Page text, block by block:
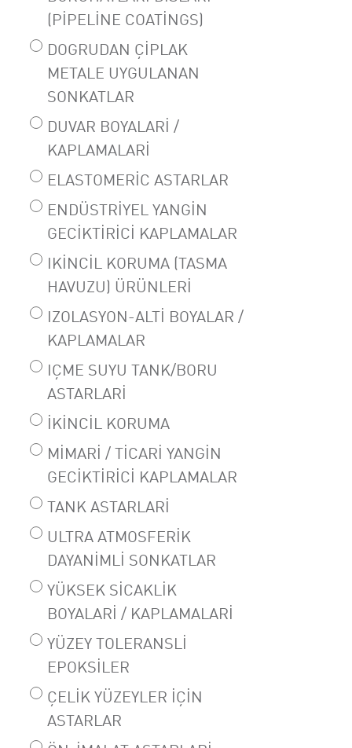
(PIPELINE COATINGS)
DOGRUDAN ÇIPLAK
METALE UYGULANAN
SONKATLAR
DUVAR BOYALARI /
KAPLAMALARI
ELASTOMERIC ASTARLAR
ENDÜSTRIYEL YANGIN
GECIKTIRICI KAPLAMALAR
IKINCIL KORUMA (TASMA
HAVUZU) ÜRÜNLERI
IZOLASYON-ALTI BOYALAR /
KAPLAMALAR
IÇME SUYU TANK/BORU
ASTARLARI
İKINCIL KORUMA
MIMARI / TICARI YANGIN
GECIKTIRICI KAPLAMALAR
TANK ASTARLARI
ULTRA ATMOSFERIK
DAYANIMLI SONKATLAR
YÜKSEK SICAKLIK
BOYALARI / KAPLAMALARI
YÜZEY TOLERANSLI
EPOKSILER
ÇELIK YÜZEYLER IÇIN
ASTARLAR